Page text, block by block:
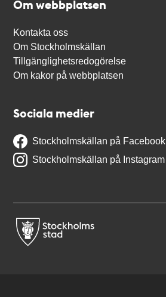
Om webbplatsen
Kontakta oss
Om Stockholmskällan
Tillgänglighetsredogörelse
Om kakor på webbplatsen
Sociala medier
Stockholmskällan på Facebook
Stockholmskällan på Instagram